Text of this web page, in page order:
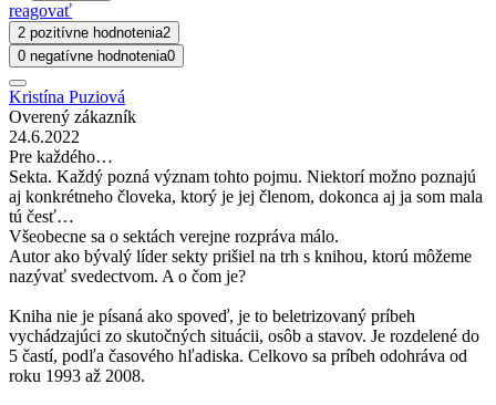
reagovať
2 pozitívne hodnotenia2
0 negatívne hodnotenia0
Kristína Puziová
Overený zákazník
24.6.2022
Pre každého…
Sekta. Každý pozná význam tohto pojmu. Niektorí možno poznajú
aj konkrétneho človeka, ktorý je jej členom, dokonca aj ja som mala
tú česť…
Všeobecne sa o sektách verejne rozpráva málo.
Autor ako bývalý líder sekty prišiel na trh s knihou, ktorú môžeme
nazývať svedectvom. A o čom je?
Kniha nie je písaná ako spoveď, je to beletrizovaný príbeh
vychádzajúci zo skutočných situácii, osôb a stavov. Je rozdelené do
5 častí, podľa časového hľadiska. Celkovo sa príbeh odohráva od
roku 1993 až 2008.